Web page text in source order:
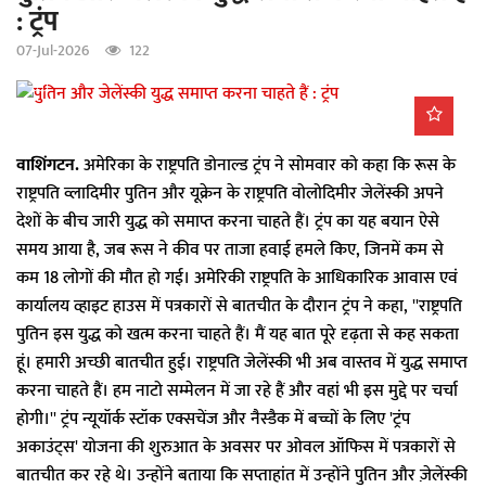
g
: ट्रंप
07-Jul-2026 122
वाशिंगटन.अमेरिका के राष्ट्रपति डोनाल्ड ट्रंप ने सोमवार को कहा कि रूस के
राष्ट्रपति व्लादिमीर पुतिन और यूक्रेन के राष्ट्रपति वोलोदिमीर जेलेंस्की अपने
देशों के बीच जारी युद्ध को समाप्त करना चाहते हैं। ट्रंप का यह बयान ऐसे
समय आया है, जब रूस ने कीव पर ताजा हवाई हमले किए, जिनमें कम से
कम 18 लोगों की मौत हो गई। अमेरिकी राष्ट्रपति के आधिकारिक आवास एवं
कार्यालय व्हाइट हाउस में पत्रकारों से बातचीत के दौरान ट्रंप ने कहा, ''राष्ट्रपति
पुतिन इस युद्ध को खत्म करना चाहते हैं। मैं यह बात पूरे दृढ़ता से कह सकता
हूं। हमारी अच्छी बातचीत हुई। राष्ट्रपति जेलेंस्की भी अब वास्तव में युद्ध समाप्त
करना चाहते हैं। हम नाटो सम्मेलन में जा रहे हैं और वहां भी इस मुद्दे पर चर्चा
होगी।'' ट्रंप न्यूयॉर्क स्टॉक एक्सचेंज और नैस्डैक में बच्चों के लिए 'ट्रंप
अकाउंट्स' योजना की शुरुआत के अवसर पर ओवल ऑफिस में पत्रकारों से
बातचीत कर रहे थे। उन्होंने बताया कि सप्ताहांत में उन्होंने पुतिन और ज़ेलेंस्की